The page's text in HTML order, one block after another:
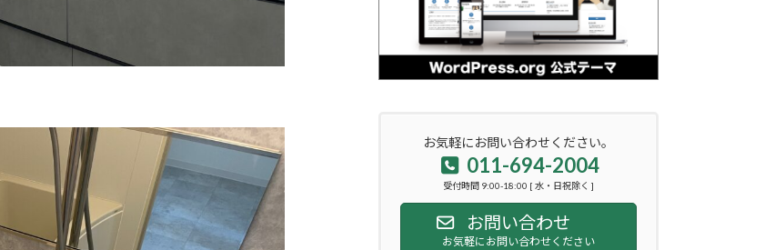
お気軽にお問い合わせください。
011-694-2004
受付時間 9:00-18:00 [ 水・日祝除く ]
お問い合わせ
お気軽にお問い合わせください